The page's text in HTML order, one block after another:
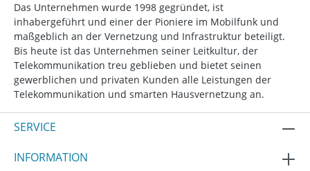
Das Unternehmen wurde 1998 gegründet, ist
inhabergeführt und einer der Pioniere im Mobilfunk und
maßgeblich an der Vernetzung und Infrastruktur beteiligt.
Bis heute ist das Unternehmen seiner Leitkultur, der
Telekommunikation treu geblieben und bietet seinen
gewerblichen und privaten Kunden alle Leistungen der
Telekommunikation und smarten Hausvernetzung an.
SERVICE
INFORMATION